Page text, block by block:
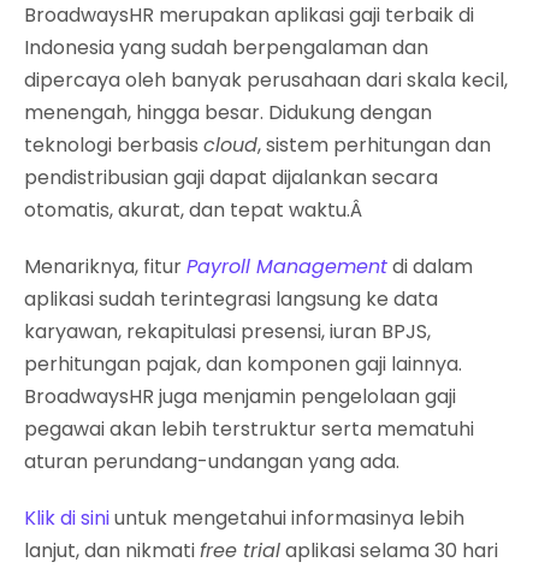
BroadwaysHR merupakan aplikasi gaji terbaik di
Indonesia yang sudah berpengalaman dan
dipercaya oleh banyak perusahaan dari skala kecil,
menengah, hingga besar. Didukung dengan
teknologi berbasis cloud, sistem perhitungan dan
pendistribusian gaji dapat dijalankan secara
otomatis, akurat, dan tepat waktu.Â
Menariknya, fiturPayroll Managementdi dalam
aplikasi sudah terintegrasi langsung ke data
karyawan, rekapitulasi presensi, iuran BPJS,
perhitungan pajak, dan komponen gaji lainnya.
BroadwaysHR juga menjamin pengelolaan gaji
pegawai akan lebih terstruktur serta mematuhi
aturan perundang-undangan yang ada.
Klik di siniuntuk mengetahui informasinya lebih
lanjut, dan nikmatifree trialaplikasi selama 30 hari